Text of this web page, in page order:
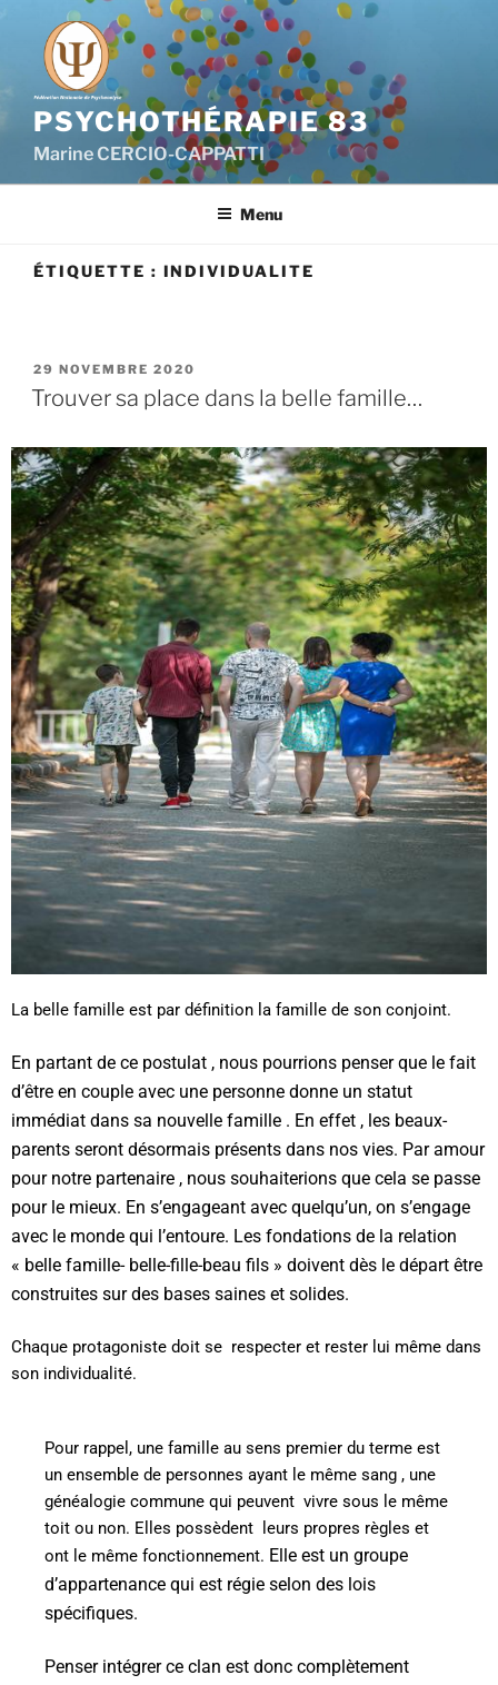
PSYCHOTHÉRAPIE 83
Marine CERCIO-CAPPATTI
Menu
ÉTIQUETTE : INDIVIDUALITE
29 NOVEMBRE 2020
Trouver sa place dans la belle famille…
La belle famille est par définition la famille de son conjoint.
En partant de ce postulat , nous pourrions penser que le fait
d’être en couple avec une personne donne un statut
immédiat dans sa nouvelle famille . En effet , les beaux-
parents seront désormais présents dans nos vies. Par amour
pour notre partenaire , nous souhaiterions que cela se passe
pour le mieux. En s’engageant avec quelqu’un, on s’engage
avec le monde qui l’entoure. Les fondations de la relation
« belle famille- belle-fille-beau fils » doivent dès le départ être
construites sur des bases saines et solides.
Chaque protagoniste doit se respecter et rester lui même dans
son individualité.
Pour rappel, une famille au sens premier du terme est
un ensemble de personnes ayant le même sang , une
généalogie commune qui peuvent vivre sous le même
toit ou non. Elles possèdent
leurs propres règles et
ont le même fonctionnement. Elle est un groupe
d’appartenance qui est régie selon des lois
spécifiques.
Penser intégrer ce clan est donc complètement